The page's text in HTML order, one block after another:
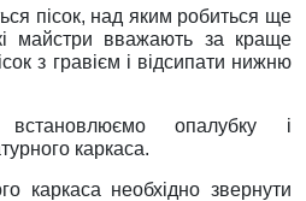
пісок, над яким робиться ще
майстри вважають за краще
з гравієм і відсипати нижню
опалубку і
каркаса.
каркаса необхідно звернути